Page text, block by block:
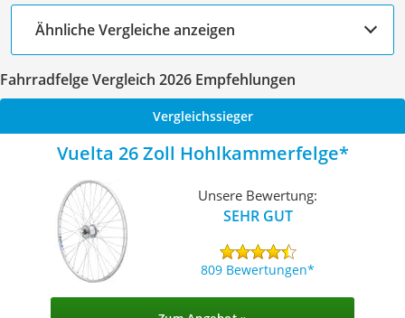
Ähnliche Vergleiche anzeigen
Fahrradfelge Vergleich 2026 Empfehlungen
Vergleichssieger
Vuelta 26 Zoll Hohlkammerfelge
Unsere Bewertung:
SEHR GUT
809 Bewertungen